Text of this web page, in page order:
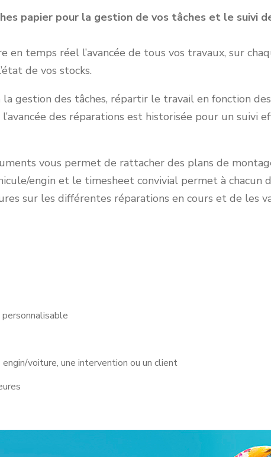
papier pour la gestion de vos tâches et le suivi
en temps réel l’avancée de tous vos travaux, sur
de vos stocks.
gestion des tâches, répartir le travail en fonction
des réparations est historisée pour un suivi
vous permet de rattacher des plans de
engin et le timesheet convivial permet à chacun
sur les différentes réparations en cours et de les
voiture, une intervention ou un client